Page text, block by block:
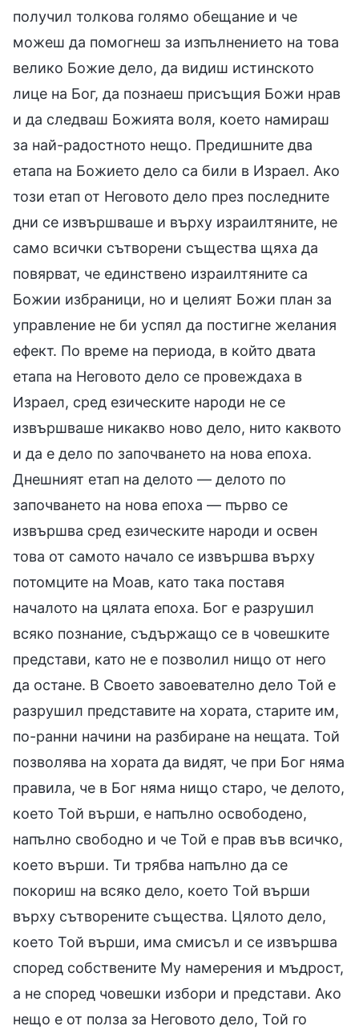
получил толкова голямо обещание и че
можеш да помогнеш за изпълнението на това
велико Божие дело, да видиш истинското
лице на Бог, да познаеш присъщия Божи нрав
и да следваш Божията воля, което намираш
за най-радостното нещо. Предишните два
етапа на Божието дело са били в Израел. Ако
този етап от Неговото дело през последните
дни се извършваше и върху израилтяните, не
само всички сътворени същества щяха да
повярват, че единствено израилтяните са
Божии избраници, но и целият Божи план за
управление не би успял да постигне желания
ефект. По време на периода, в който двата
етапа на Неговото дело се провеждаха в
Израел, сред езическите народи не се
извършваше никакво ново дело, нито каквото
и да е дело по започването на нова епоха.
Днешният етап на делото — делото по
започването на нова епоха — първо се
извършва сред езическите народи и освен
това от самото начало се извършва върху
потомците на Моав, като така поставя
началото на цялата епоха. Бог е разрушил
всяко познание, съдържащо се в човешките
представи, като не е позволил нищо от него
да остане. В Своето завоевателно дело Той е
разрушил представите на хората, старите им,
по-ранни начини на разбиране на нещата. Той
позволява на хората да видят, че при Бог няма
правила, че в Бог няма нищо старо, че делото,
което Той върши, е напълно освободено,
напълно свободно и че Той е прав във всичко,
което върши. Ти трябва напълно да се
покориш на всяко дело, което Той върши
върху сътворените същества. Цялото дело,
което Той върши, има смисъл и се извършва
според собствените Му намерения и мъдрост,
а не според човешки избори и представи. Ако
нещо е от полза за Неговото дело, Той го